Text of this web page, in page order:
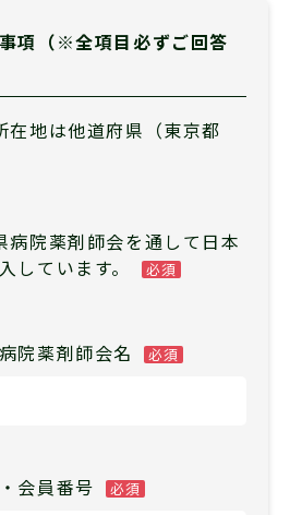
項（※全項目必ずご回答
在地は他道府県（東京都
病院薬剤師会を通して日本
しています。
必須
院薬剤師会名
必須
会員番号
必須